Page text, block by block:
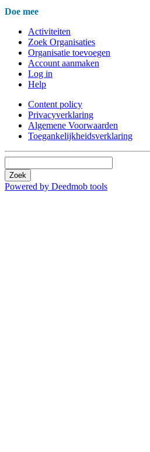
Doe mee
Activiteiten
Zoek Organisaties
Organisatie toevoegen
Account aanmaken
Log in
Help
Content policy
Privacyverklaring
Algemene Voorwaarden
Toegankelijkheidsverklaring
Zoek
Powered by Deedmob tools